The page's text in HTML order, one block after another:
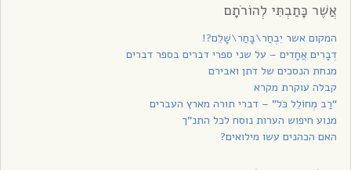
אֲשֶׁר כָּתַבְתִּי לְהוֹרֹתָם
המקום אשר יִבְחַר\בָּחַר\שָׁלֵם?!
דְבָרִים אֲחָדִים – על שני ספרי דברים בספר דברים
מנחת הנסכים של דתן ואבירם
קבלה עוקרת מקרא
“רַב מְחוֹלֵל כֹּל” – דברי תורה מארץ העברים
מנוע חיפוש הערות נוסח לכל התנ”ך
האם הכהנים עשו מילואים?